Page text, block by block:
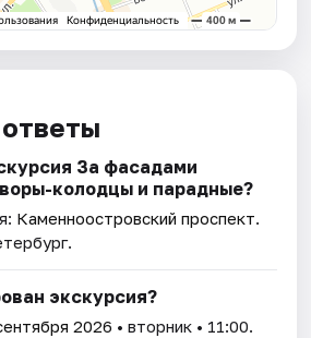
За фасадами
колодцы и парадные?
Каменноостровский проспект.
экскурсия?
2026 • вторник • 11:00.